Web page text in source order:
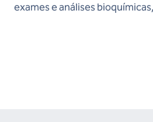
exames e análises